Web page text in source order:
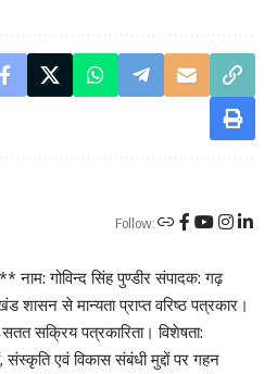
Follow:
नाम: गोविन्द सिंह पुण्डीर संपादक: गढ़
शासन से मान्यता प्राप्त वरिष्ठ पत्रकार।
सक्रिय पत्रकारिता। विशेषता:
एवं विकास संबंधी मुद्दों पर गहन